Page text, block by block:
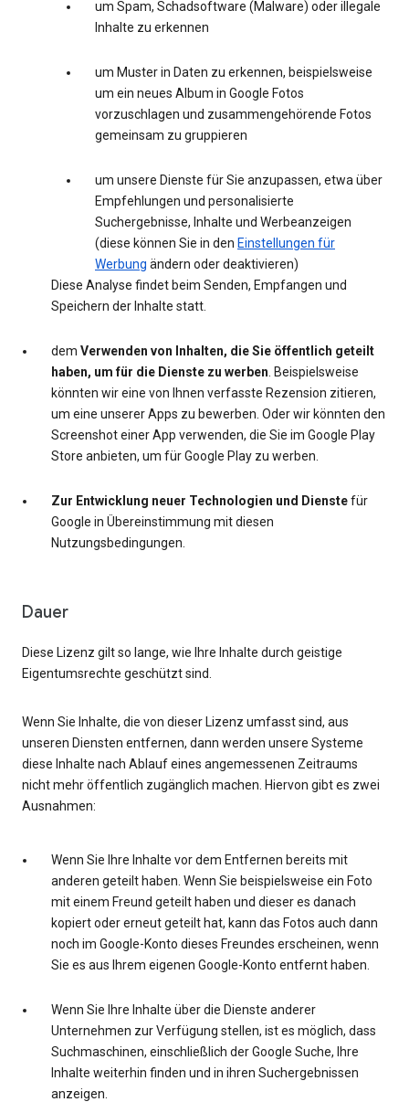
um Spam, Schadsoftware (Malware) oder illegale
Inhalte zu erkennen
um Muster in Daten zu erkennen, beispielsweise
um ein neues Album in Google Fotos
vorzuschlagen und zusammengehörende Fotos
gemeinsam zu gruppieren
um unsere Dienste für Sie anzupassen, etwa über
Empfehlungen und personalisierte
Suchergebnisse, Inhalte und Werbeanzeigen
(diese können Sie in den Einstellungen für
Werbung ändern oder deaktivieren)
Diese Analyse findet beim Senden, Empfangen und
Speichern der Inhalte statt.
dem Verwenden von Inhalten, die Sie öffentlich geteilt
haben, um für die Dienste zu werben . Beispielsweise
könnten wir eine von Ihnen verfasste Rezension zitieren,
um eine unserer Apps zu bewerben. Oder wir könnten den
Screenshot einer App verwenden, die Sie im Google Play
Store anbieten, um für Google Play zu werben.
Zur Entwicklung neuer Technologien und Dienstefür
Google in Übereinstimmung mit diesen
Nutzungsbedingungen.
Dauer
Diese Lizenz gilt so lange, wie Ihre Inhalte durch geistige
Eigentumsrechte geschützt sind.
Wenn Sie Inhalte, die von dieser Lizenz umfasst sind, aus
unseren Diensten entfernen, dann werden unsere Systeme
diese Inhalte nach Ablauf eines angemessenen Zeitraums
nicht mehr öffentlich zugänglich machen. Hiervon gibt es zwei
Ausnahmen:
Wenn Sie Ihre Inhalte vor dem Entfernen bereits mit
anderen geteilt haben. Wenn Sie beispielsweise ein Foto
mit einem Freund geteilt haben und dieser es danach
kopiert oder erneut geteilt hat, kann das Fotos auch dann
noch im Google-Konto dieses Freundes erscheinen, wenn
Sie es aus Ihrem eigenen Google-Konto entfernt haben.
Wenn Sie Ihre Inhalte über die Dienste anderer
Unternehmen zur Verfügung stellen, ist es möglich, dass
Suchmaschinen, einschließlich der Google Suche, Ihre
Inhalte weiterhin finden und in ihren Suchergebnissen
anzeigen.